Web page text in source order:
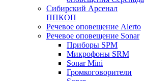
Сибирский Арсенал
ППКОП
Речевое оповещение Alerto
Речевое оповещение Sonar
Приборы SPM
Микрофоны SRM
Sonar Mini
Громкоговорители